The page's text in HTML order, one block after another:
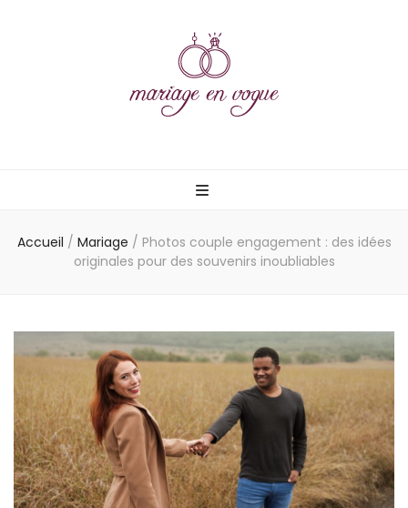
vogue
Accueil / Mariage / Photos couple engagement : des idées
originales pour des souvenirs inoubliables